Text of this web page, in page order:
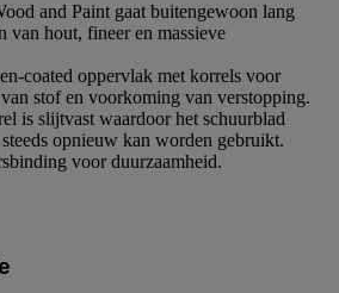
and Paint gaat buitengewoon lang
van hout, fineer en massieve
coated oppervlak met korrels voor
stof en voorkoming van verstopping.
is slijtvast waardoor het schuurblad
opnieuw kan worden gebruikt.
voor duurzaamheid.